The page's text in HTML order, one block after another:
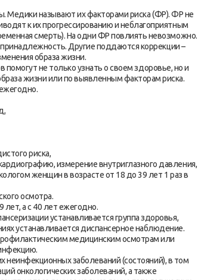
Медики называют их факторами риска (ФР). ФР не
к их прогрессированию и неблагоприятным
смерть). На одни ФР повлиять невозможно.
принадлежность. Другие поддаются коррекции –
образа жизни.
не только узнать о своем здоровье, но и
жизни или по выявленным факторам риска.
риска,
измерение внутриглазного давления,
женщин в возрасте от 18 до 39 лет 1 раз в
осмотра.
лет, а с 40 лет ежегодно.
устанавливается группа здоровья,
устанавливается диспансерное наблюдение.
медицинским осмотрам или
заболеваний (состояний), в том
онкологических заболеваний, а также